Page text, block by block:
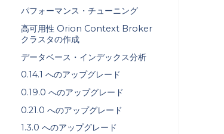
パフォーマンス・チューニング
高可用性 Orion Context Broker
クラスタの作成
データベース・インデックス分析
0.14.1 へのアップグレード
0.19.0 へのアップグレード
0.21.0 へのアップグレード
1.3.0 へのアップグレード